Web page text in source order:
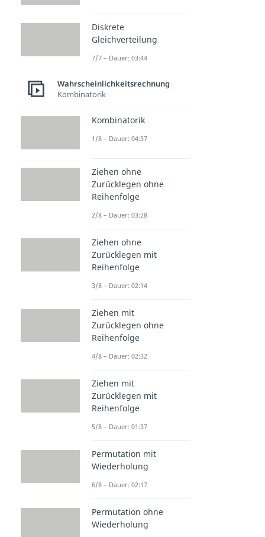
Diskrete
Gleichverteilung
7/7 – Dauer: 03:44
Wahrscheinlichkeitsrechnung
Kombinatorik
Kombinatorik
1/8 – Dauer: 04:37
Ziehen ohne
Zurücklegen ohne
Reihenfolge
2/8 – Dauer: 03:28
Ziehen ohne
Zurücklegen mit
Reihenfolge
3/8 – Dauer: 02:14
Ziehen mit
Zurücklegen ohne
Reihenfolge
4/8 – Dauer: 02:32
Ziehen mit
Zurücklegen mit
Reihenfolge
5/8 – Dauer: 01:37
Permutation mit
Wiederholung
6/8 – Dauer: 02:17
Permutation ohne
Wiederholung